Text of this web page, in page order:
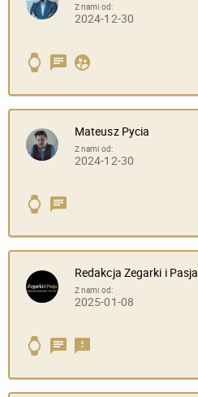
Z nami od:
2024-12-30
Mateusz Pycia
Z nami od:
2024-12-30
Redakcja Zegarki i Pasja
Z nami od:
2025-01-08